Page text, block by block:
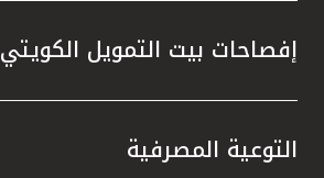
إفصاحات بيت التمويل الكويتي
التوعية المصرفية